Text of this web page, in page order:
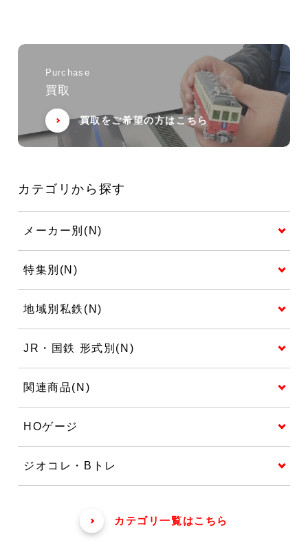
Purchase
買取
買取をご希望の方はこちら
カテゴリから探す
メーカー別(N)
特集別(N)
地域別私鉄(N)
JR・国鉄 形式別(N)
関連商品(N)
HOゲージ
ジオコレ・Bトレ
カテゴリ一覧はこちら